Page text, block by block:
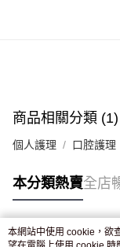
付款後門市自取，訂
商品相關分類 (1)
個人護理 口腔護理
本分類熱賣全店
熱門標籤
本網站中使用 cookie，欲